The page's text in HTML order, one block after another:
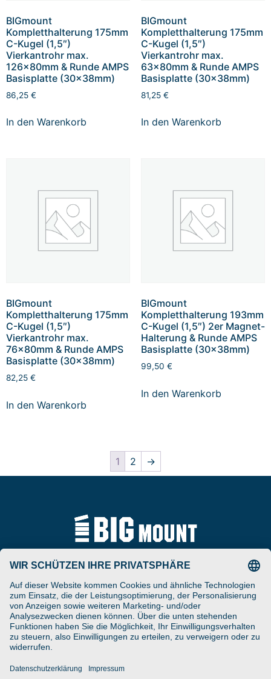
BIGmount
Kompletthalterung 175mm
C-Kugel (1,5″)
Vierkantrohr max.
126x80mm & Runde AMPS
Basisplatte (30x38mm)
86,25 €
In den Warenkorb
BIGmount
Kompletthalterung 175mm
C-Kugel (1,5″)
Vierkantrohr max.
63x80mm & Runde AMPS
Basisplatte (30x38mm)
81,25 €
In den Warenkorb
BIGmount
Kompletthalterung 175mm
C-Kugel (1,5″)
Vierkantrohr max.
76x80mm & Runde AMPS
Basisplatte (30x38mm)
82,25 €
In den Warenkorb
BIGmount
Kompletthalterung 193mm
C-Kugel (1,5″) 2er Magnet-
Halterung & Runde AMPS
Basisplatte (30x38mm)
99,50 €
In den Warenkorb
1 2 →
ARAT Spezialhalterungen
GmbH
Schierbusch 2a
D- 33161 Hövelhof
DESIGNED ENGINEERED
Tel
+49 (0) 5257-9380625
Fax
+49 (0) 5257-9380629